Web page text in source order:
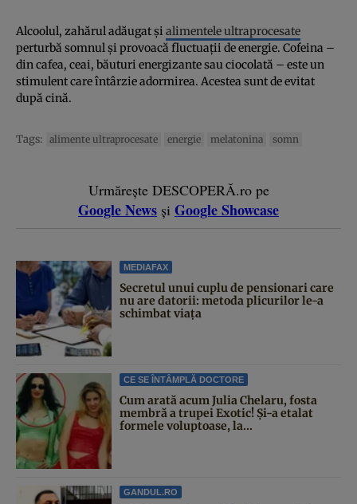
Alcoolul, zahărul adăugat și alimentele ultraprocesate
perturbă somnul și provoacă fluctuații de energie. Cofeina –
din cafea, ceai, băuturi energizante sau ciocolată – este un
stimulent care întârzie adormirea. Acestea sunt de evitat
după cină.
Tags: alimente ultraprocesate energie melatonina somn
Urmărește DESCOPERĂ.ro pe
Google News și Google Showcase
MEDIAFAX
Secretul unui cuplu de pensionari care
nu are datorii: metoda plicurilor le-a
schimbat viața
CE SE ÎNTÂMPLĂ DOCTORE
Cum arată acum Julia Chelaru, fosta
membră a trupei Exotic! Și-a etalat
formele voluptoase, la...
GANDUL.RO